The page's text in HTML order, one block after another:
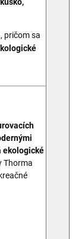
, pričom sa
ekologické
Thorma